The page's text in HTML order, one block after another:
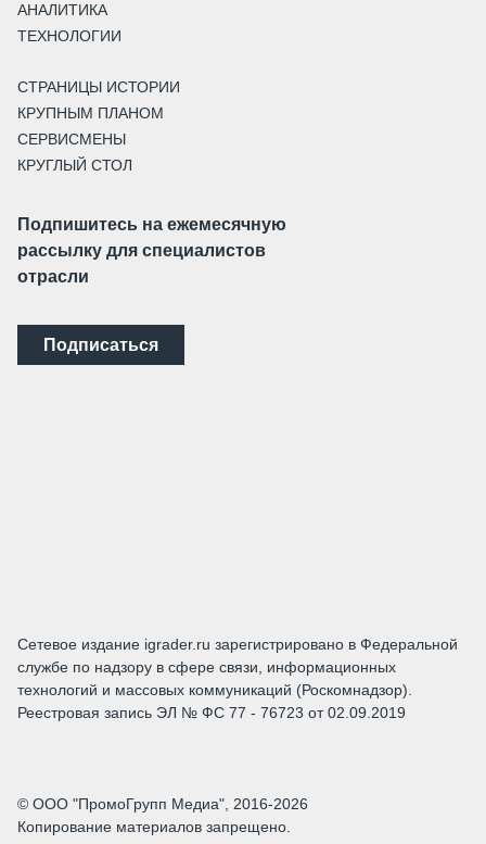
АНАЛИТИКА
ТЕХНОЛОГИИ
СТРАНИЦЫ ИСТОРИИ
КРУПНЫМ ПЛАНОМ
СЕРВИСМЕНЫ
КРУГЛЫЙ СТОЛ
Подпишитесь на ежемесячную
рассылку для специалистов
отрасли
Подписаться
Сетевое издание igrader.ru зарегистрировано в Федеральной
службе по надзору в сфере связи, информационных
технологий и массовых коммуникаций (Роскомнадзор).
Реестровая запись ЭЛ № ФС 77 - 76723 от 02.09.2019
© ООО "ПромоГрупп Медиа", 2016-2026
Копирование материалов запрещено.